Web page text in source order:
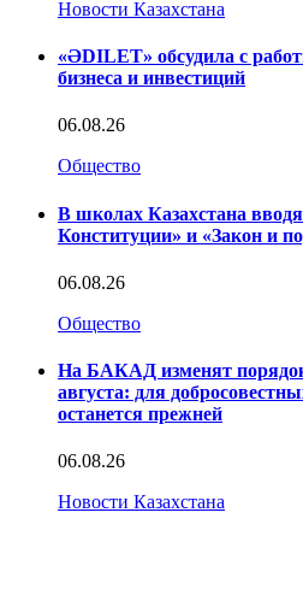
Новости Казахстана
«ӘDILET» обсудила с
бизнеса и инвестиций
06.08.26
Общество
В школах Казахстана
Конституции» и «Закон и
06.08.26
Общество
На БАКАД изменят
августа: для
останется прежней
06.08.26
Новости Казахстана